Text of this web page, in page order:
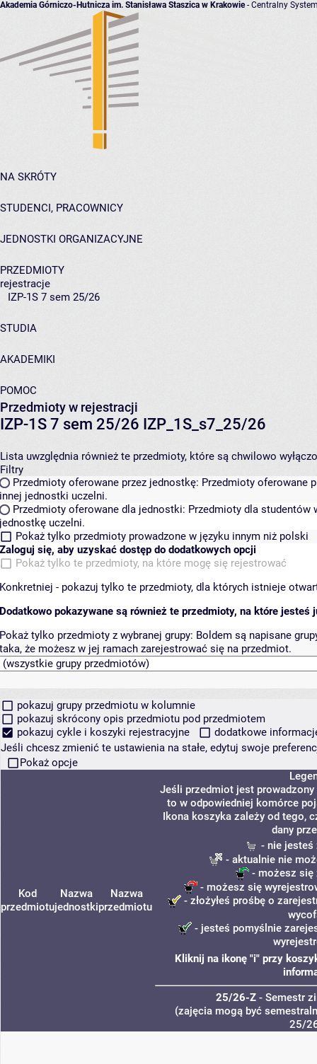
Akademia Górniczo-Hutnicza im. Stanisława Staszica w Krakowie- Centralny
NA SKRÓTY
STUDENCI, PRACOWNICY
JEDNOSTKI ORGANIZACYJNE
PRZEDMIOTY
rejestracje
IZP-1S 7 sem 25/26
STUDIA
AKADEMIKI
POMOC
Przedmioty w rejestracji
IZP-1S 7 sem 25/26 IZP_1S_s7_25/26
Lista uwzględnia również te przedmioty, które są chwilowo
Filtry
Przedmioty oferowane przez jednostkę: Przedmioty oferowane
innej jednostki uczelni.
Przedmioty oferowane dla jednostki: Przedmioty dla studentów
jednostkę uczelni.
Pokaż tylko przedmioty prowadzone w języku innym niż polski
Zaloguj się, aby uzyskać dostęp do dodatkowych opcji
Pokaż tylko te przedmioty, na które mogę się rejestrować
Konkretniej - pokazuj tylko te przedmioty, dla których istnieje
Dodatkowo pokazywane są również te przedmioty, na które jesteś
Pokaż tylko przedmioty z wybranej grupy: Boldem są napisane
taka, że możesz w jej ramach zarejestrować się na przedmiot.
pokazuj grupy przedmiotu w kolumnie
pokazuj skrócony opis przedmiotu pod przedmiotem
pokazuj cykle i koszyki rejestracyjne
dodatkowe
Jeśli chcesz zmienić te ustawienia na stałe, edytuj swoje
Pokaż opcje
Kod
przedmiotu
Nazwa
jednostki
Nazwa
przedmiotu
Jeśli przedmiot jest
to w odpowiedniej komórce
Ikona koszyka zależy od tego,
dany
- nie jesteś
- aktualnie nie
- możesz się
- możesz się
- złożyłeś prośbę o
- jesteś pomyślnie
Kliknij na ikonę "i" przy
25/26-Z - Semestr
(zajęcia mogą być
25/